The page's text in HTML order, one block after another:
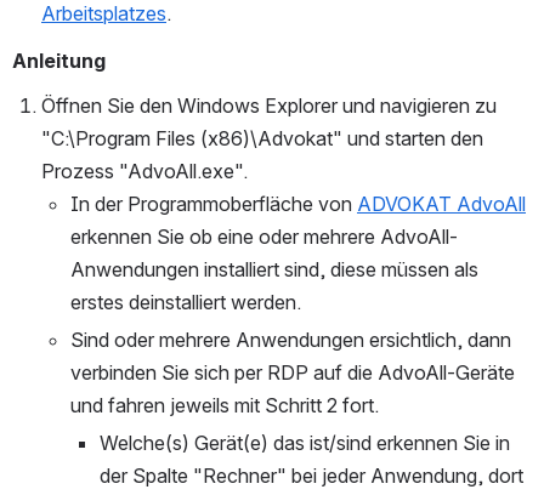
Arbeitsplatzes.
Anleitung
Öffnen Sie den Windows Explorer und navigieren zu
"C:\Program Files (x86)\Advokat" und starten den
Prozess "AdvoAll.exe".
In der Programmoberfläche von ADVOKAT AdvoAll
erkennen Sie ob eine oder mehrere AdvoAll-
Anwendungen installiert sind, diese müssen als
erstes deinstalliert werden.
Sind oder mehrere Anwendungen ersichtlich, dann
verbinden Sie sich per RDP auf die AdvoAll-Geräte
und fahren jeweils mit Schritt 2 fort.
Welche(s) Gerät(e) das ist/sind erkennen Sie in
der Spalte "Rechner" bei jeder Anwendung, dort